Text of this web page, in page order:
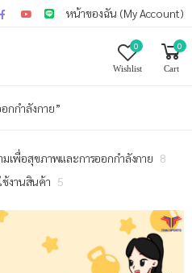
หน้าของฉัน (My Account)
0
Wishlist
0
Cart
กกำลังกาย”
เพื่อสุขภาพและการออกกำลังกาย 8
ช้งานสินค้า 5